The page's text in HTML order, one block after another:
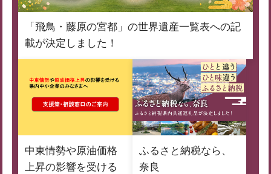
「飛鳥・藤原の宮都」の世界遺産一覧表への記
載が決定しました！
中東情勢や原油価格
上昇の影響を受ける
ふるさと納税なら、
奈良